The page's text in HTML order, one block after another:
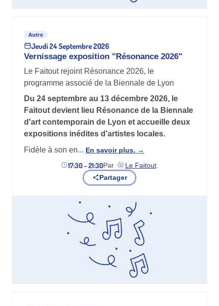
Autre
Jeudi 24 Septembre 2026
Vernissage exposition "Résonance 2026"
Le Faitout rejoint Résonance 2026, le
programme associé de la Biennale de Lyon
Du 24 septembre au 13 décembre 2026, le
Faitout devient lieu Résonance de la Biennale
d'art contemporain de Lyon et accueille deux
expositions inédites d'artistes locales.
Fidèle à son en... En savoir plus.
17:30 - 21:30Par Le Faitout
(nouvel onglet)
.
Partager